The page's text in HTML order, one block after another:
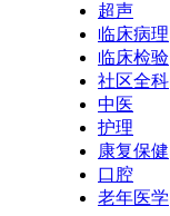
超声
临床病理
临床检验
社区全科
中医
护理
康复保健
口腔
老年医学